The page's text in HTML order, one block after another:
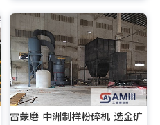
雷蒙磨 中洲制样粉碎机 选金矿